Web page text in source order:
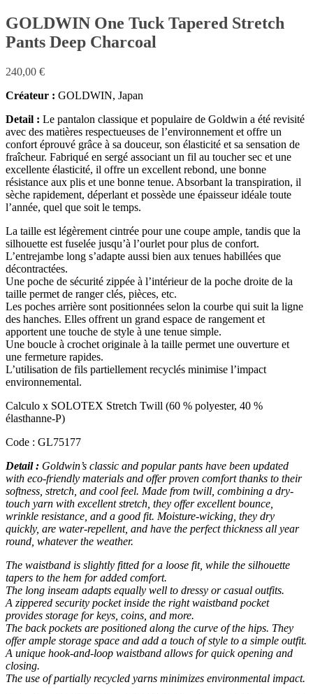
GOLDWIN One Tuck Tapered Stretch
Pants Deep Charcoal
240,00 €
Créateur : GOLDWIN, Japan
Detail : Le pantalon classique et populaire de Goldwin a été revisité
avec des matières respectueuses de l’environnement et offre un
confort éprouvé grâce à sa douceur, son élasticité et sa sensation de
fraîcheur. Fabriqué en sergé associant un fil au toucher sec et une
excellente élasticité, il offre un excellent rebond, une bonne
résistance aux plis et une bonne tenue. Absorbant la transpiration, il
sèche rapidement, déperlant et possède une épaisseur idéale toute
l’année, quel que soit le temps.
La taille est légèrement cintrée pour une coupe ample, tandis que la
silhouette est fuselée jusqu’à l’ourlet pour plus de confort.
L’entrejambe long s’adapte aussi bien aux tenues habillées que
décontractées.
Une poche de sécurité zippée à l’intérieur de la poche droite de la
taille permet de ranger clés, pièces, etc.
Les poches arrière sont positionnées selon la courbe qui suit la ligne
des hanches. Elles offrent un grand espace de rangement et
apportent une touche de style à une tenue simple.
Une boucle à crochet originale à la taille permet une ouverture et
une fermeture rapides.
L’utilisation de fils partiellement recyclés minimise l’impact
environnemental.
Calculo x SOLOTEX Stretch Twill (60 % polyester, 40 %
élasthanne-P)
Code : GL75177
Detail : Goldwin’s classic and popular pants have been updated
with eco-friendly materials and offer proven comfort thanks to their
softness, stretch, and cool feel. Made from twill, combining a dry-
touch yarn with excellent stretch, they offer excellent bounce,
wrinkle resistance, and a good fit. Moisture-wicking, they dry
quickly, are water-repellent, and have the perfect thickness all year
round, whatever the weather.
The waistband is slightly fitted for a loose fit, while the silhouette
tapers to the hem for added comfort.
The long inseam adapts equally well to dressy or casual outfits.
A zippered security pocket inside the right waistband pocket
provides storage for keys, coins, and more.
The back pockets are positioned along the curve of the hips. They
offer ample storage space and add a touch of style to a simple outfit.
A unique hook-and-loop waistband allows for quick opening and
closing.
The use of partially recycled yarns minimizes environmental impact.